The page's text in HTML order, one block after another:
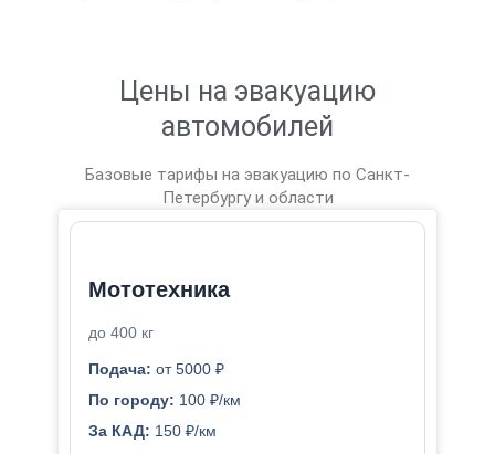
Цены на эвакуацию
автомобилей
Базовые тарифы на эвакуацию по Санкт-
Петербургу и области
Мототехника
до 400 кг
Подача: от 5000 ₽
По городу: 100 ₽/км
За КАД: 150 ₽/км